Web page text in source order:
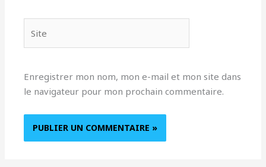
Enregistrer mon nom, mon e-mail et mon site dans
le navigateur pour mon prochain commentaire.